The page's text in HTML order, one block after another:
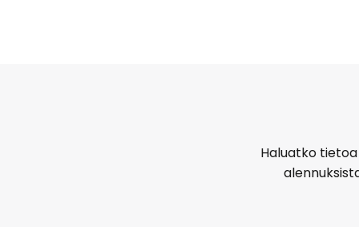
Haluatko